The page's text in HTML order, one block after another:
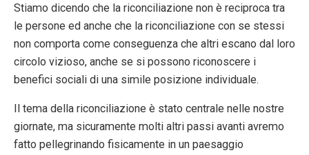
Stiamo dicendo che la riconciliazione non è reciproca tra
le persone ed anche che la riconciliazione con se stessi
non comporta come conseguenza che altri escano dal loro
circolo vizioso, anche se si possono riconoscere i
benefici sociali di una simile posizione individuale.
Il tema della riconciliazione è stato centrale nelle nostre
giornate, ma sicuramente molti altri passi avanti avremo
fatto pellegrinando fisicamente in un paesaggio